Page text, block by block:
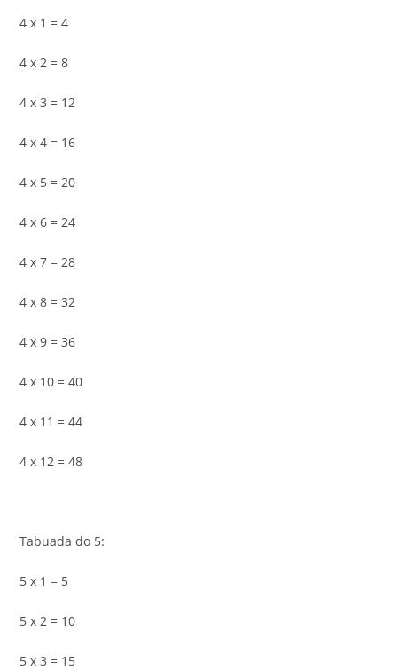
4 x 1 = 4
4 x 2 = 8
4 x 3 = 12
4 x 4 = 16
4 x 5 = 20
4 x 6 = 24
4 x 7 = 28
4 x 8 = 32
4 x 9 = 36
4 x 10 = 40
4 x 11 = 44
4 x 12 = 48
Tabuada do 5:
5 x 1 = 5
5 x 2 = 10
5 x 3 = 15